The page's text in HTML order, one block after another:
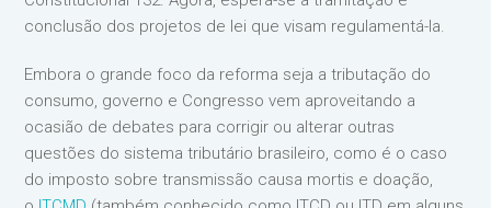
conclusão dos projetos de lei que visam regulamentá-la.
Embora o grande foco da reforma seja a tributação do
consumo, governo e Congresso vem aproveitando a
ocasião de debates para corrigir ou alterar outras
questões do sistema tributário brasileiro, como é o caso
do imposto sobre transmissão causa mortis e doação,